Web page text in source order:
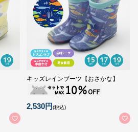
キッズレインブーツ【おさかな】
2,530円(税込)